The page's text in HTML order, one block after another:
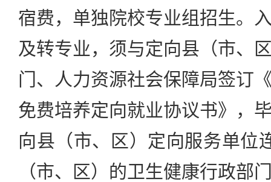
宿费，单独院校专业组招生。
及转专业，须与定向县（市、
门、人力资源社会保障局签订
免费培养定向就业协议书》，
向县（市、区）定向服务单位
（市、区）的卫生健康行政部